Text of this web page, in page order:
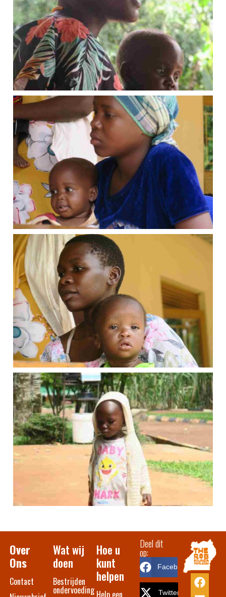
Over
Ons
Contact​
Wat wij
doen
Bestrijden
ondervoeding
Hoe u
kunt
helpen
Help een
Deel dit
op:
Facebook
Twitter